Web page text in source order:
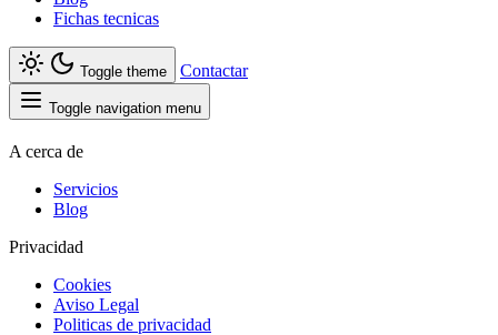
Fichas tecnicas
Toggle theme Contactar
Toggle navigation menu
A cerca de
Servicios
Blog
Privacidad
Cookies
Aviso Legal
Politicas de privacidad